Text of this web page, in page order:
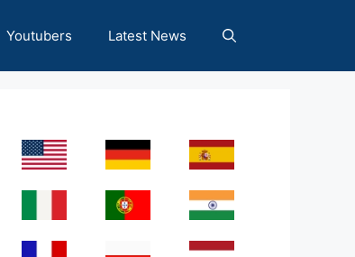
Youtubers Latest News